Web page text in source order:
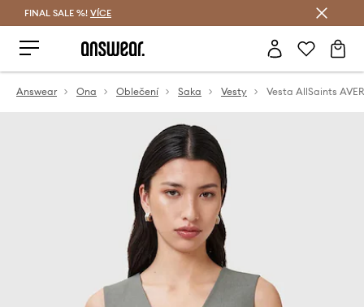
FINAL SALE %! VÍCE
Answear Ona Oblečení Saka Vesty Vesta AllSaints